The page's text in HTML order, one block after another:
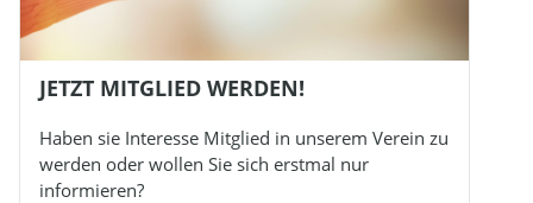
JETZT MITGLIED WERDEN!
Haben sie Interesse Mitglied in unserem Verein zu
werden oder wollen Sie sich erstmal nur
informieren?